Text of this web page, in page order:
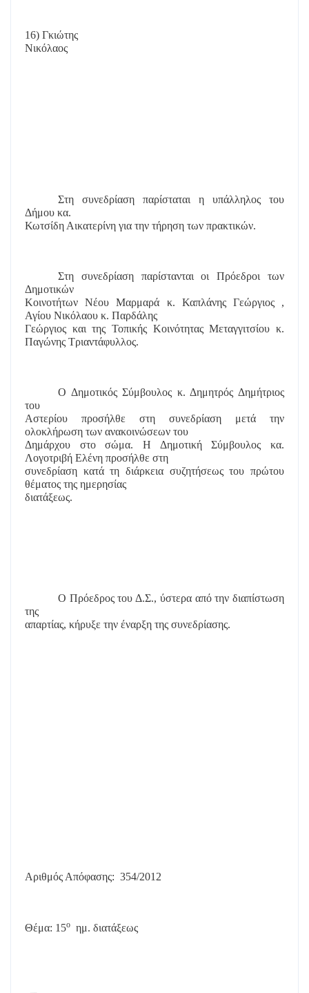
16) Γκιώτης
Νικόλαος
Στη συνεδρίαση παρίσταται η υπάλληλος του
Δήμου κα.
Κωτσίδη Αικατερίνη για την τήρηση των πρακτικών.
Στη συνεδρίαση παρίστανται οι Πρόεδροι των
Δημοτικών
Κοινοτήτων Νέου Μαρμαρά κ. Καπλάνης Γεώργιος ,
Αγίου Νικόλαου κ. Παρδάλης
Γεώργιος και της Τοπικής Κοινότητας Μεταγγιτσίου κ.
Παγώνης Τριαντάφυλλος.
Ο Δημοτικός Σύμβουλος κ. Δημητρός Δημήτριος
του
Αστερίου προσήλθε στη συνεδρίαση μετά την
ολοκλήρωση των ανακοινώσεων του
Δημάρχου στο σώμα. Η Δημοτική Σύμβουλος κα.
Λογοτριβή Ελένη προσήλθε στη
συνεδρίαση κατά τη διάρκεια συζητήσεως του πρώτου
θέματος της ημερησίας
διατάξεως.
Ο Πρόεδρος του Δ.Σ., ύστερα από την διαπίστωση
της
απαρτίας, κήρυξε την έναρξη της συνεδρίασης.
Αριθμός Απόφασης: 354/2012
Θέμα: 15ο ημ. διατάξεως